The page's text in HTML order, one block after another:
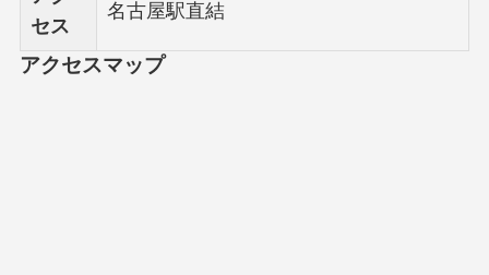
セス
名古屋駅直結
アクセスマップ